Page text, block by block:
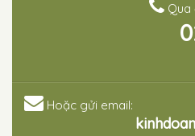
Qua
Hoặc gửi email: